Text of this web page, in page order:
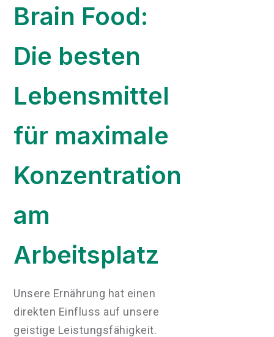
Brain Food:
Die besten
Lebensmittel
für maximale
Konzentration
am
Arbeitsplatz
Unsere Ernährung hat einen
direkten Einfluss auf unsere
geistige Leistungsfähigkeit.